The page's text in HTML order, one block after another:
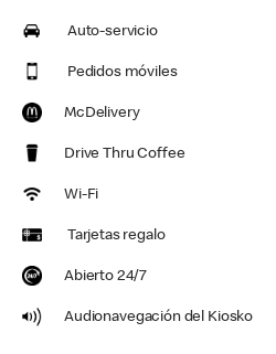
Auto-servicio
Pedidos móviles
McDelivery
Drive Thru Coffee
Wi-Fi
Tarjetas regalo
Abierto 24/7
Audionavegación del Kiosko